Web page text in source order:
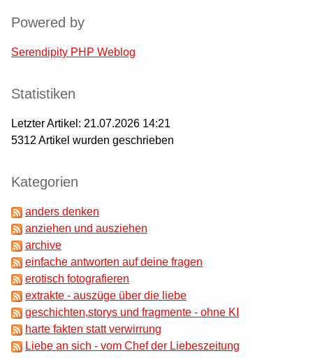
Powered by
Serendipity PHP Weblog
Statistiken
Letzter Artikel: 21.07.2026 14:21
5312 Artikel wurden geschrieben
Kategorien
anders denken
anziehen und ausziehen
archive
einfache antworten auf deine fragen
erotisch fotografieren
extrakte - auszüge über die liebe
geschichten,storys und fragmente - ohne KI
harte fakten statt verwirrung
Liebe an sich - vom Chef der Liebeszeitung